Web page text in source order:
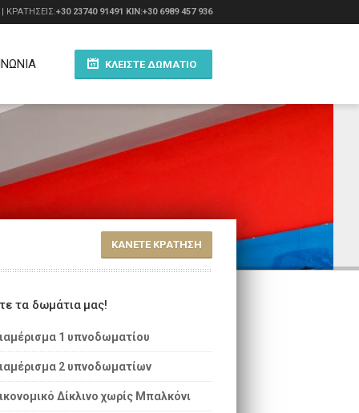
| ΚΡΑΤΗΣΕΙΣ:+30 23740 91491 ΚΙΝ:+30 6989 457 936
ΚΛΕΊΣΤΕ ΔΩΜΆΤΙΟ
ΚΑΝΕΤΕ ΚΡΑΤΗΣΗ
τα δωμάτια μας!
1 υπνοδωματίου
2 υπνοδωματίων
Δίκλινο χωρίς Μπαλκόνι